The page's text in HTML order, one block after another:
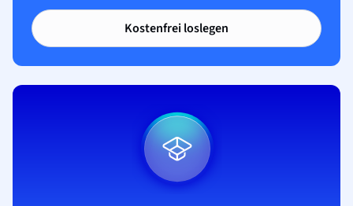
Kostenfrei loslegen